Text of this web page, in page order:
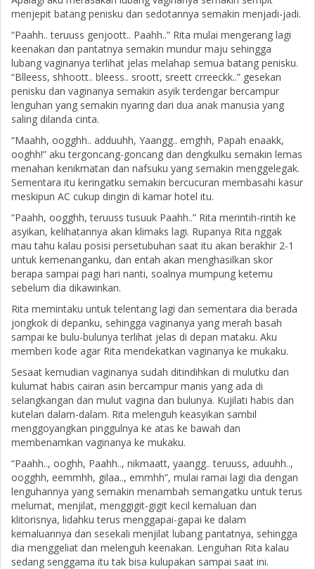
menjepit batang penisku dan sedotannya semakin menjadi-jadi.
“Paahh.. teruuss genjoott.. Paahh..” Rita mulai mengerang lagi
keenakan dan pantatnya semakin mundur maju sehingga
lubang vaginanya terlihat jelas melahap semua batang penisku.
“Blleess, shhoott.. bleess.. sroott, sreett crreeckk..” gesekan
penisku dan vaginanya semakin asyik terdengar bercampur
lenguhan yang semakin nyaring dari dua anak manusia yang
saling dilanda cinta.
“Maahh, oogghh.. adduuhh, Yaangg.. emghh, Papah enaakk,
ooghh!” aku tergoncang-goncang dan dengkulku semakin lemas
menahan kenikmatan dan nafsuku yang semakin menggelegak.
Sementara itu keringatku semakin bercucuran membasahi kasur
meskipun AC cukup dingin di kamar hotel itu.
“Paahh, oogghh, teruuss tusuuk Paahh..” Rita merintih-rintih ke
asyikan, kelihatannya akan klimaks lagi. Rupanya Rita nggak
mau tahu kalau posisi persetubuhan saat itu akan berakhir 2-1
untuk kemenanganku, dan entah akan menghasilkan skor
berapa sampai pagi hari nanti, soalnya mumpung ketemu
sebelum dia dikawinkan.
Rita memintaku untuk telentang lagi dan sementara dia berada
jongkok di depanku, sehingga vaginanya yang merah basah
sampai ke bulu-bulunya terlihat jelas di depan mataku. Aku
memberi kode agar Rita mendekatkan vaginanya ke mukaku.
Sesaat kemudian vaginanya sudah ditindihkan di mulutku dan
kulumat habis cairan asin bercampur manis yang ada di
selangkangan dan mulut vagina dan bulunya. Kujilati habis dan
kutelan dalam-dalam. Rita melenguh keasyikan sambil
menggoyangkan pinggulnya ke atas ke bawah dan
membenamkan vaginanya ke mukaku.
“Paahh.., ooghh, Paahh.., nikmaatt, yaangg.. teruuss, aduuhh..,
oogghh, eemmhh, gilaa.., emmhh”, mulai ramai lagi dia dengan
lenguhannya yang semakin menambah semangatku untuk terus
melumat, menjilat, menggigit-gigit kecil kemaluan dan
klitorisnya, lidahku terus menggapai-gapai ke dalam
kemaluannya dan sesekali menjilat lubang pantatnya, sehingga
dia menggeliat dan melenguh keenakan. Lenguhan Rita kalau
sedang senggama itu tak bisa kulupakan sampai saat ini.